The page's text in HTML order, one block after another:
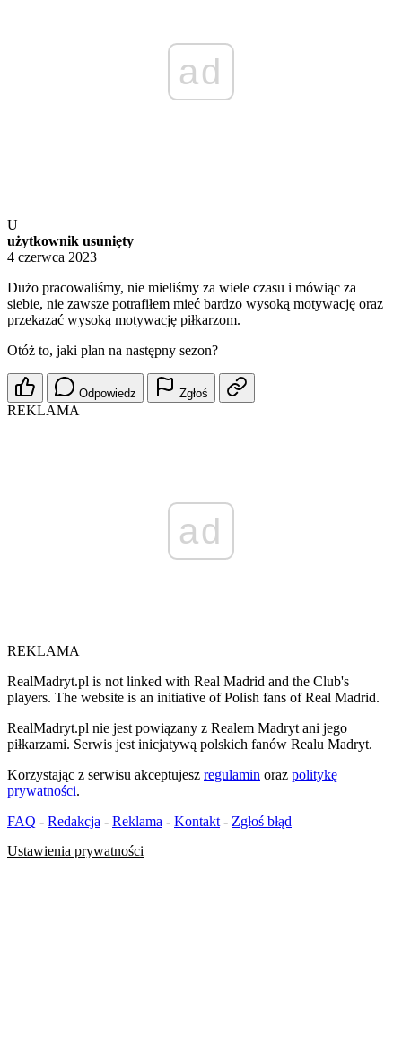
ad
U
użytkownik usunięty
4 czerwca 2023
Dużo pracowaliśmy, nie mieliśmy za wiele czasu i mówiąc za
siebie, nie zawsze potrafiłem mieć bardzo wysoką motywację oraz
przekazać wysoką motywację piłkarzom.
Otóż to, jaki plan na następny sezon?
Odpowiedz Zgłoś
REKLAMA
ad
REKLAMA
RealMadryt.pl is not linked with Real Madrid and the Club's
players. The website is an initiative of Polish fans of Real Madrid.
RealMadryt.pl nie jest powiązany z Realem Madryt ani jego
piłkarzami. Serwis jest inicjatywą polskich fanów Realu Madryt.
Korzystając z serwisu akceptujesz regulamin oraz politykę
prywatności.
FAQ - Redakcja - Reklama - Kontakt - Zgłoś błąd
Ustawienia prywatności